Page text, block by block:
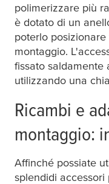
polimerizzare più
è dotato di un
poterlo
montaggio.
fissato saldamente
utilizzando una
Ricambi e
montaggio:
Affinché possiate
splendidi accessori